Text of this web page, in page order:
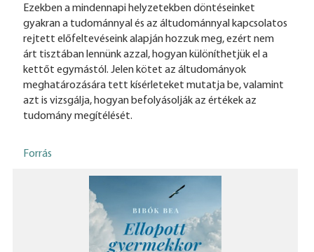
Ezekben a mindennapi helyzetekben döntéseinket
gyakran a tudománnyal és az áltudománnyal kapcsolatos
rejtett előfeltevéseink alapján hozzuk meg, ezért nem
árt tisztában lennünk azzal, hogyan különíthetjük el a
kettőt egymástól. Jelen kötet az áltudományok
meghatározására tett kísérleteket mutatja be, valamint
azt is vizsgálja, hogyan befolyásolják az értékek az
tudomány megítélését.
Forrás